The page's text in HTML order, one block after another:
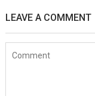
LEAVE A COMMENT